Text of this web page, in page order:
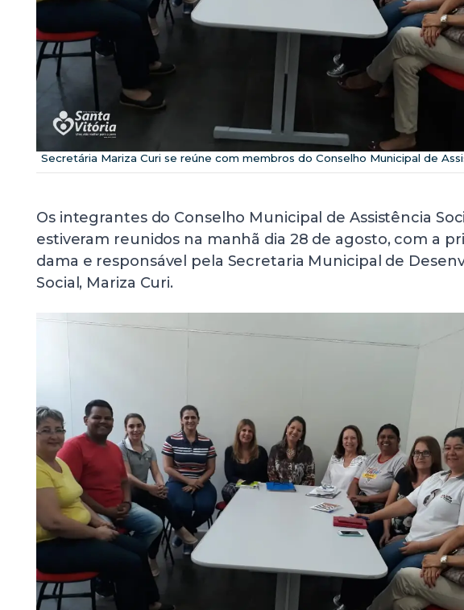
Secretária Mariza Curi se reúne com membros do Conselho Municipal de
Os integrantes do Conselho Municipal de Assistência
estiveram reunidos na manhã dia 28 de agosto, com a
dama e responsável pela Secretaria Municipal de
Social, Mariza Curi.